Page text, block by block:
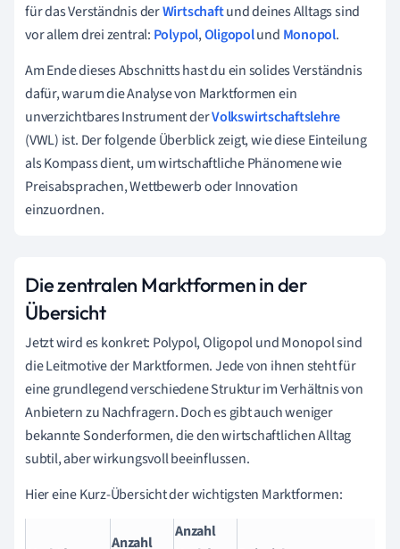
für das Verständnis derWirtschaftund deines Alltags sind
vor allem drei zentral: Polypol,Oligopolund Monopol.
Am Ende dieses Abschnitts hast du ein solides Verständnis
dafür, warum die Analyse von Marktformen ein
unverzichtbares Instrument derVolkswirtschaftslehre
(VWL) ist. Der folgende Überblick zeigt, wie diese Einteilung
als Kompass dient, um wirtschaftliche Phänomene wie
Preisabsprachen, Wettbewerb oder Innovation
einzuordnen.
Die zentralen Marktformen in der
Übersicht
Jetzt wird es konkret: Polypol, Oligopol und Monopol sind
die Leitmotive der Marktformen. Jede von ihnen steht für
eine grundlegend verschiedene Struktur im Verhältnis von
Anbietern zu Nachfragern. Doch es gibt auch weniger
bekannte Sonderformen, die den wirtschaftlichen Alltag
subtil, aber wirkungsvoll beeinflussen.
Hier eine Kurz-Übersicht der wichtigsten Marktformen:
Anzahl
Anzahl